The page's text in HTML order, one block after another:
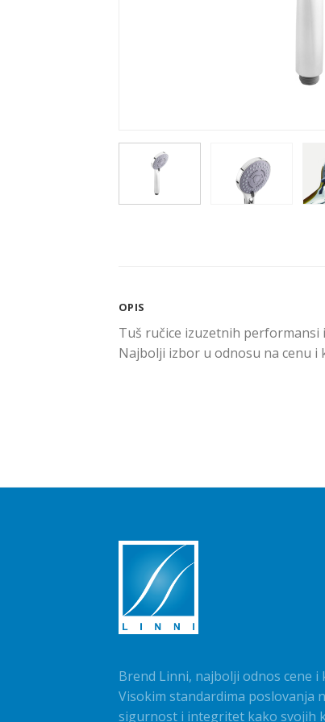
OPIS
Tuš ručice izuzetnih performansi
Najbolji izbor u odnosu na cenu i
Brend Linni, najbolji odnos cene i
Visokim standardima poslovanja
sigurnost i integritet kako svojih